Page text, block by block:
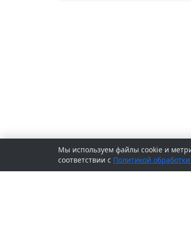
Мы используем файлы cookie и
соответствии с Политикой